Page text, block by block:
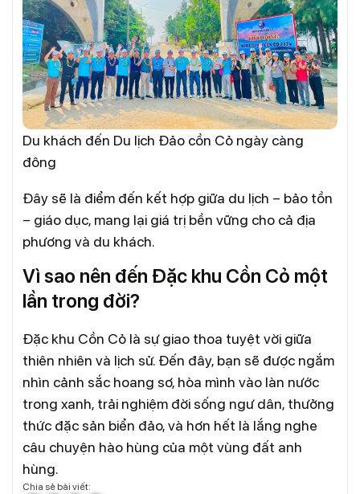
Du khách đến Du lịch Đảo cồn Cỏ ngày càng
đông
Đây sẽ là điểm đến kết hợp giữa du lịch – bảo tồn
– giáo dục, mang lại giá trị bền vững cho cả địa
phương và du khách.
Vì sao nên đến Đặc khu Cồn Cỏ một
lần trong đời?
Đặc khu Cồn Cỏ là sự giao thoa tuyệt vời giữa
thiên nhiên và lịch sử. Đến đây, bạn sẽ được ngắm
nhìn cảnh sắc hoang sơ, hòa mình vào làn nước
trong xanh, trải nghiệm đời sống ngư dân, thưởng
thức đặc sản biển đảo, và hơn hết là lắng nghe
câu chuyện hào hùng của một vùng đất anh
hùng.
Chia sẻ bài viết: